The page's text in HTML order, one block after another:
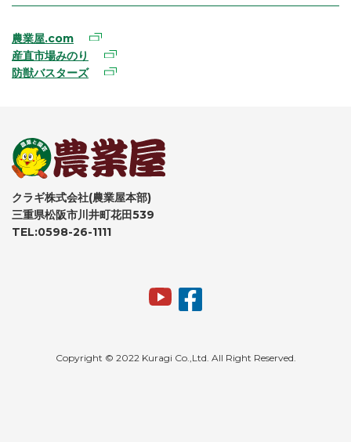
農業屋.com
産直市場みのり
防獣バスターズ
クラギ株式会社(農業屋本部)
三重県松阪市川井町花田539
TEL:0598-26-1111
Copyright © 2022 Kuragi Co.,Ltd. All Right Reserved.